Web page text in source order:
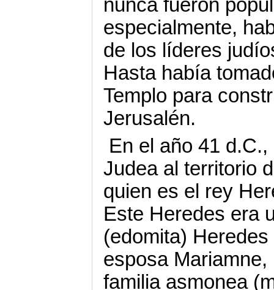
nunca fueron
especialmente,
de los líderes
Hasta había
Templo para
Jerusalén.
En el año 41
Judea al territorio
quien es el rey
Este Heredes era
(edomita)
esposa
familia asmonea